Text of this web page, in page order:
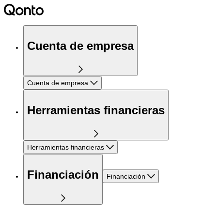
Cuenta de empresa
Cuenta de empresa
Herramientas financieras
Herramientas financieras
Financiación Financiación